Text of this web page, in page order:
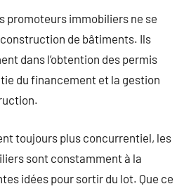
promoteurs immobiliers ne se
de bâtiments. Ils
dans l’obtention des permis
du financement et la gestion
toujours plus concurrentiel, les
sont constamment à la
idées pour sortir du lot. Que ce